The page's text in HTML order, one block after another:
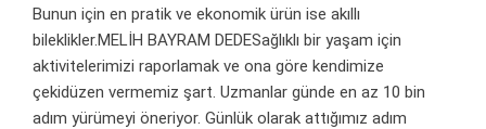
Bunun için en pratik ve ekonomik ürün ise akıllı
bileklikler.MELİH BAYRAM DEDESağlıklı bir yaşam için
aktivitelerimizi raporlamak ve ona göre kendimize
çekidüzen vermemiz şart. Uzmanlar günde en az 10 bin
adım yürümeyi öneriyor. Günlük olarak attığımız adım